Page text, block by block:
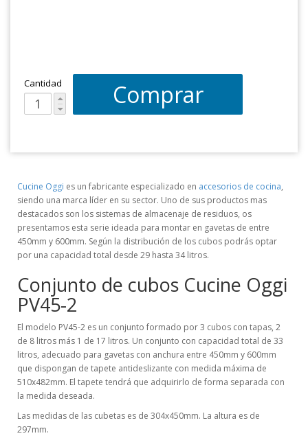
Cantidad Comprar
Cucine Oggi es un fabricante especializado en accesorios de cocina,
siendo una marca líder en su sector. Uno de sus productos mas
destacados son los sistemas de almacenaje de residuos, os
presentamos esta serie ideada para montar en gavetas de entre
450mm y 600mm. Según la distribución de los cubos podrás optar
por una capacidad total desde 29 hasta 34 litros.
Conjunto de cubos Cucine Oggi
PV45-2
El modelo PV45-2 es un conjunto formado por 3 cubos con tapas, 2
de 8 litros más 1 de 17 litros. Un conjunto con capacidad total de 33
litros, adecuado para gavetas con anchura entre 450mm y 600mm
que dispongan de tapete antideslizante con medida máxima de
510x482mm. El tapete tendrá que adquirirlo de forma separada con
la medida deseada.
Las medidas de las cubetas es de 304x450mm. La altura es de
297mm.